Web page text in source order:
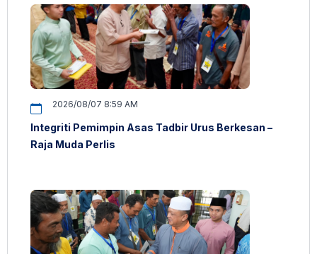
2026/08/07 8:59 AM
Integriti Pemimpin Asas Tadbir Urus Berkesan –
Raja Muda Perlis